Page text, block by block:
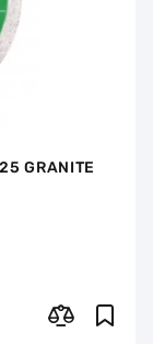
GRANITE